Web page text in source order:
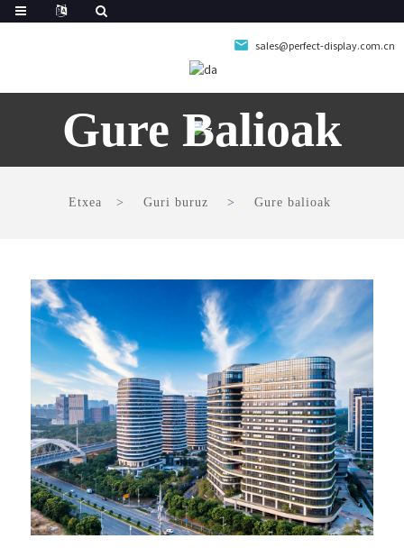
sales@perfect-display.com.cn
Gure Balioak
Etxea Guri buruz Gure balioak